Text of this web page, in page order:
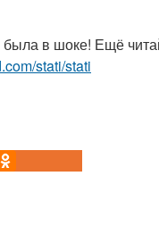
в шоке! Ещё
stati/stati